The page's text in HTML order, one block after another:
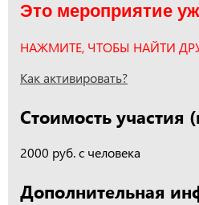
Это мероприятие
НАЖМИТЕ, ЧТОБЫ НАЙТИ
Как активировать?
Стоимость участия
2000 руб. с человека
Дополнительная